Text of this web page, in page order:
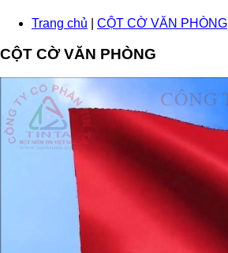
Trang chủ CỘT CỜ VĂN PHÒNG
CỘT CỜ VĂN PHÒNG